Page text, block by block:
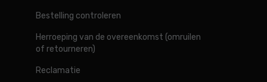
Bestelling controleren
Herroeping van de overeenkomst (omruilen
of retourneren)
Reclamatie